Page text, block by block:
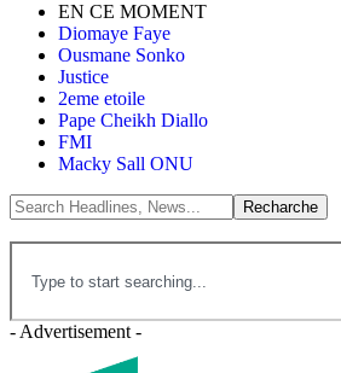
EN CE MOMENT
Diomaye Faye
Ousmane Sonko
Justice
2eme etoile
Pape Cheikh Diallo
FMI
Macky Sall ONU
- Advertisement -